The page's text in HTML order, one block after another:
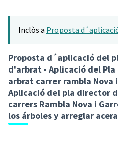
Inclòs a Proposta
Proposta d´aplicació del
d'arbrat - Aplicació del
arbrat carrer rambla Nova
Aplicació del pla director
carrers Rambla Nova i
los árboles y arreglar